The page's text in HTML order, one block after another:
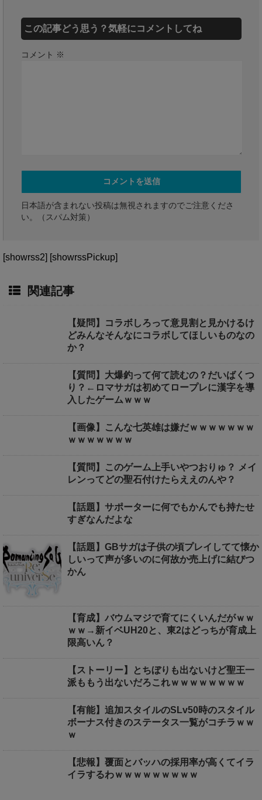
この記事どう思う？気軽にコメントしてね
コメント ※
日本語が含まれない投稿は無視されますのでご注意くださ
い。（スパム対策）
[showrss2] [showrssPickup]
関連記事
【疑問】コラボしろって意見割と見かけるけ
どみんなそんなにコラボしてほしいものなの
か？
【質問】大爆釣って何て読むの？だいばくつ
り？←ロマサガは初めてロープレに漢字を導
入したゲームｗｗｗ
【画像】こんな七英雄は嫌だｗｗｗｗｗｗｗ
ｗｗｗｗｗｗｗ
【質問】このゲーム上手いやつおりゅ？ メイ
レンってどの聖石付けたらええのんや？
【話題】サポーターに何でもかんでも持たせ
すぎなんだよな
【話題】GBサガは子供の頃プレイしてて懐か
しいって声が多いのに何故か売上げに結びつ
かん
【育成】バウムマジで育てにくいんだがｗｗ
ｗｗ→新イベUH20と、東2はどっちが育成上
限高いん？
【ストーリー】とちぼりも出ないけど聖王一
派ももう出ないだろこれｗｗｗｗｗｗｗｗ
【有能】追加スタイルのSLv50時のスタイル
ボーナス付きのステータス一覧がコチラｗｗ
ｗ
【悲報】覆面とバッハの採用率が高くてイラ
イラするわｗｗｗｗｗｗｗｗｗ